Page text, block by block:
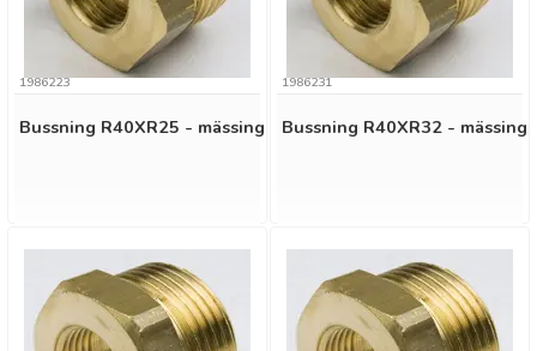
Bussning R40XR25 - mässing
1986223
Bussning R40XR32 - mässing
1986231